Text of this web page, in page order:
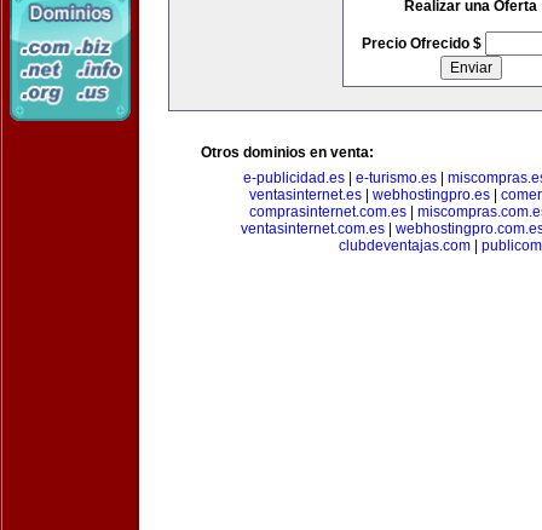
Realizar una Oferta
Precio Ofrecido $
Otros dominios en venta:
e-publicidad.es| e-turismo.es|
ventasinternet.es
webhostingpro.es
comprasinternet.com.es|
ventasinternet.com.es|
clubdeventajas.com